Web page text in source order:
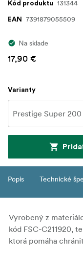
Kód produktu 131344
EAN 7391879055509
Na sklade
17,90 €
Varianty
Popis Technické
Vyrobený z
kód FSC-C211920,
ktorá pomáha